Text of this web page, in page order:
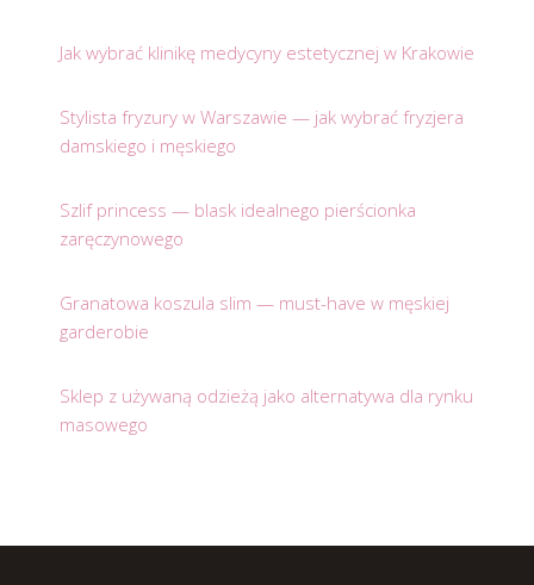
Jak wybrać klinikę medycyny estetycznej w Krakowie
Stylista fryzury w Warszawie — jak wybrać fryzjera
damskiego i męskiego
Szlif princess — blask idealnego pierścionka
zaręczynowego
Granatowa koszula slim — must-have w męskiej
garderobie
Sklep z używaną odzieżą jako alternatywa dla rynku
masowego